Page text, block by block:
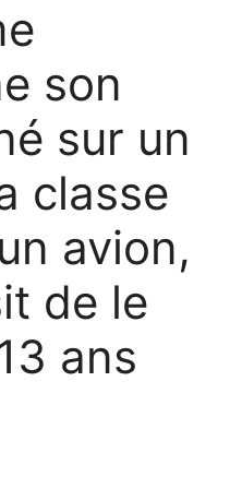
son
sur un
classe
avion,
de le
ans